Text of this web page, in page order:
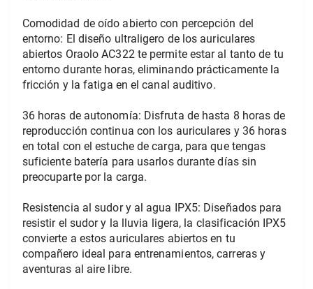
Comodidad de oído abierto con percepción del
entorno: El diseño ultraligero de los auriculares
abiertos Oraolo AC322 te permite estar al tanto de tu
entorno durante horas, eliminando prácticamente la
fricción y la fatiga en el canal auditivo.
36 horas de autonomía: Disfruta de hasta 8 horas de
reproducción continua con los auriculares y 36 horas
en total con el estuche de carga, para que tengas
suficiente batería para usarlos durante días sin
preocuparte por la carga.
Resistencia al sudor y al agua IPX5: Diseñados para
resistir el sudor y la lluvia ligera, la clasificación IPX5
convierte a estos auriculares abiertos en tu
compañero ideal para entrenamientos, carreras y
aventuras al aire libre.